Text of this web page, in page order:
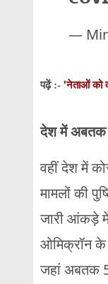
—
पढ़ें :- 'नेताओं को
देश में अबतक
वहीं देश में
मामलों की
जारी आंकड़े
ओमिक्रॉन के
जहां अबतक